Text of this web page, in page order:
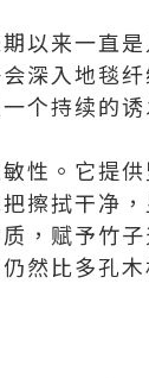
以来一直
深入地毯
个持续的诱
性。它提
擦拭干净
，赋予竹
然比多孔